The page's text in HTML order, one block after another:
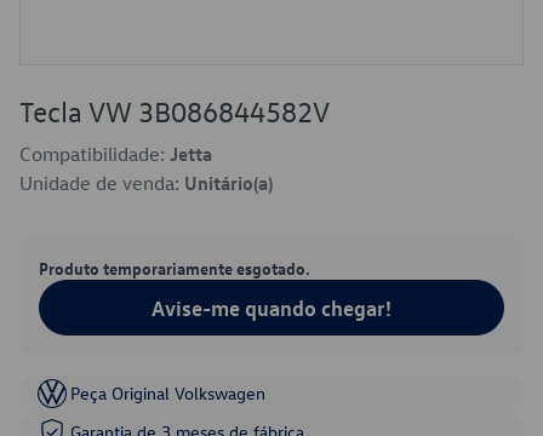
Tecla VW 3B086844582V
Compatibilidade: Jetta
Unidade de venda: Unitário(a)
Produto temporariamente esgotado.
Avise-me quando chegar!
Peça Original Volkswagen